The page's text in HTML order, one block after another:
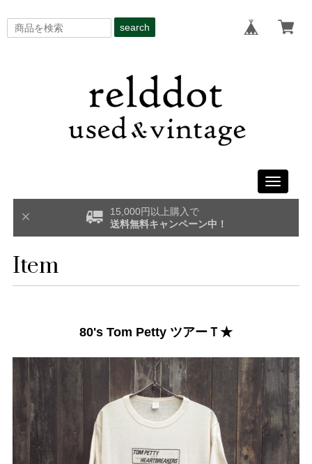
search
Toggle
15,000円以上購入で
送料無料キャンペーン中！
Item
80's Tom Petty ツアーＴ★